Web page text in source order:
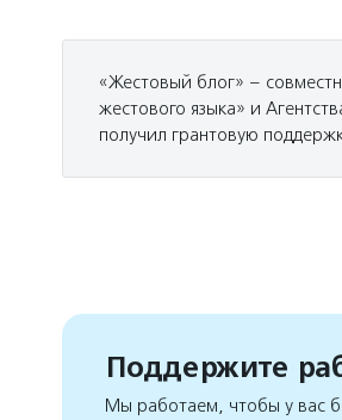
«Жестовый блог» –
жестового языка» и
получил грантовую
Поддержите
Мы работаем, чтобы у вас